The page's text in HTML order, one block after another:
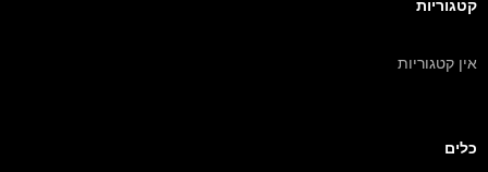
קטגוריות
אין קטגוריות
כלים